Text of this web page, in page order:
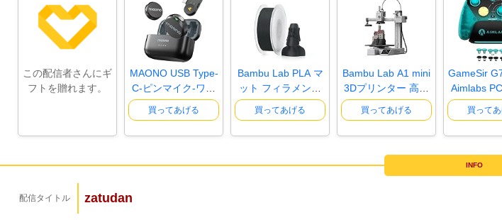
この配信者さんにギ
フトを贈れます。
MAONO USB Type-
C-ピンマイク-ワイ
ヤレスマイ..
買ってあげる
Bambu Lab PLA マ
ット フィラメント
1.75mm ±0..
買ってあげる
Bambu Lab A1 mini
3Dプリンター 高速
高精度 ..
買ってあげる
GameSir
Aimlabs PC
レスゲ
買って
INFO
配信タイトル zatudan